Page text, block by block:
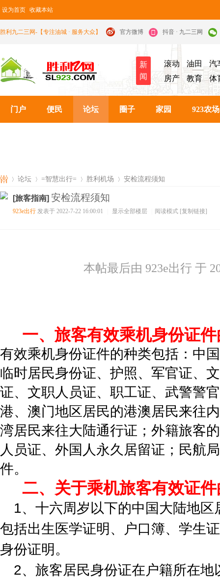
设为首页 收藏本站
胜利九二三网-【专注油城 · 服务大众】 官方微博 抖音 · 九二三网
新
闻
滚动 油田
汽
房产
教育 体
门户 便民 论坛 圈子 家园 923农场
论坛 =智慧出行= 胜利机场 安检流程须知
[旅客指南] 安检流程须知
923e出行 发表于 2022-7-22 16:00:01 显示全部楼层 阅读模式 [复制链接]
本帖最后由 923e出行 于
一、旅客有效乘机身份证件
有效乘机身份证件的种类包括：中
临时居民身份证、护照、军官证、
证、文职人员证、职工证、武警警
港、澳门地区居民的港澳居民来往
湾居民来往大陆通行证；外籍旅客
人员证、外国人永久居留证；民航
件。
二、关于乘机旅客有效证件
1、十六周岁以下的中国大陆地
包括出生医学证明、户口簿、学生
身份证明。
2、旅客居民身份证在户籍所在